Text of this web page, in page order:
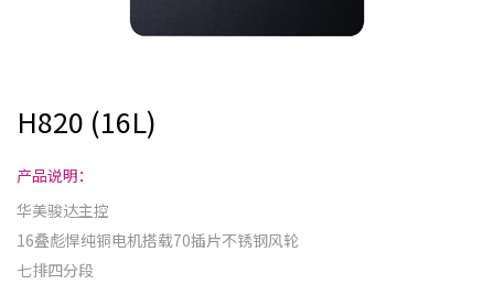
H820 (16L)
产品说明：
华美骏达主控
16叠彪悍纯铜电机搭载70插片不锈钢风轮
七排四分段